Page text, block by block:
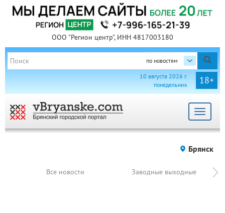
ООО "Регион центр", ИНН 4817003180
по новостям
18+
10 августа 2026 г.
понедельник
Toggle
Брянск
Все новости Заводные выходные